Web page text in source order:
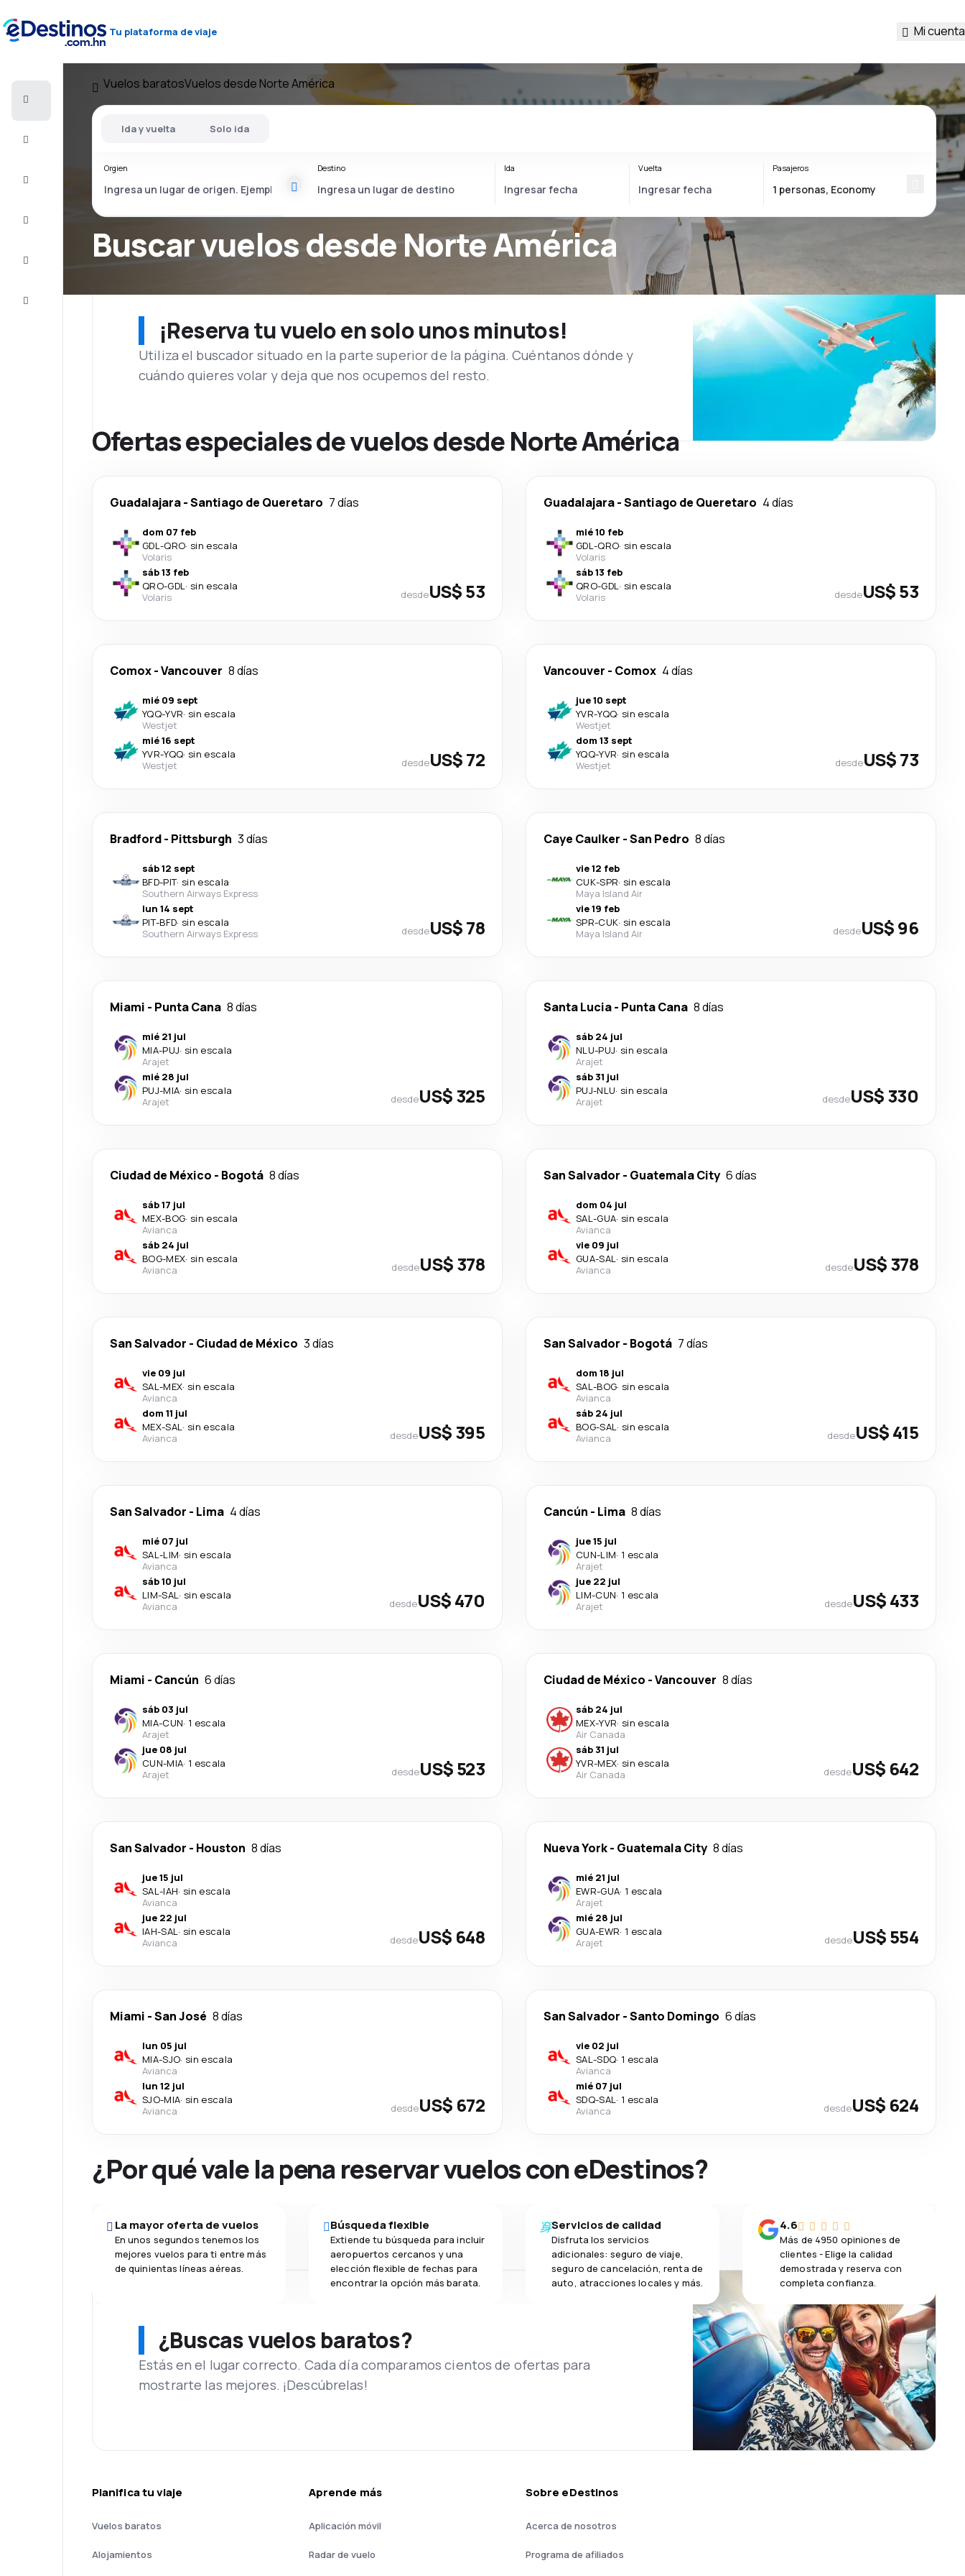
Tu plataforma de viaje Mi cuenta
Atención
Vuelos baratosVuelos desde Norte América
Buscar vuelos desde Norte América
Ida y vuelta Solo ida
Orgien Destino Ida Vuelta Pasajeros
¡Reserva tu vuelo en solo unos minutos!
Utiliza el buscador situado en la parte superior de la página. Cuéntanos dónde y
cuándo quieres volar y deja que nos ocupemos del resto.
Ofertas especiales de vuelos desde Norte América
Guadalajara-Santiago de Queretaro 7 días
dom 07 feb
GDL-QRO· sin escala
Volaris
sáb 13 feb
QRO-GDL· sin escala
Volaris
desdeUS$ 53
Guadalajara-Santiago de Queretaro 4 días
mié 10 feb
GDL-QRO· sin escala
Volaris
sáb 13 feb
QRO-GDL· sin escala
Volaris
desdeUS$ 53
Comox-Vancouver 8 días
mié 09 sept
YQQ-YVR· sin escala
Westjet
mié 16 sept
YVR-YQQ· sin escala
Westjet
desdeUS$ 72
Vancouver - Comox 4 días
jue 10 sept
YVR-YQQ· sin escala
Westjet
dom 13 sept
YQQ-YVR· sin escala
Westjet
desdeUS$ 73
Bradford- Pittsburgh 3 días
sáb 12 sept
BFD-PIT· sin escala
Southern Airways Express
lun 14 sept
PIT-BFD· sin escala
Southern Airways Express
desdeUS$ 78
Caye Caulker -San Pedro 8 días
vie 12 feb
CUK-SPR· sin escala
Maya Island Air
vie 19 feb
SPR-CUK· sin escala
Maya Island Air
desdeUS$ 96
Miami - Punta Cana 8 días
mié 21 jul
MIA-PUJ· sin escala
Arajet
mié 28 jul
PUJ-MIA· sin escala
Arajet
desdeUS$ 325
Santa Lucia- Punta Cana 8 días
sáb 24 jul
NLU-PUJ· sin escala
Arajet
sáb 31 jul
PUJ-NLU· sin escala
Arajet
desdeUS$ 330
Ciudad de México - Bogotá 8 días
sáb 17 jul
MEX-BOG· sin escala
Avianca
sáb 24 jul
BOG-MEX· sin escala
Avianca
desdeUS$ 378
San Salvador - Guatemala City 6 días
dom 04 jul
SAL-GUA· sin escala
Avianca
vie 09 jul
GUA-SAL· sin escala
Avianca
desdeUS$ 378
San Salvador - Ciudad de México 3 días
vie 09 jul
SAL-MEX· sin escala
Avianca
dom 11 jul
MEX-SAL· sin escala
Avianca
desdeUS$ 395
San Salvador - Bogotá 7 días
dom 18 jul
SAL-BOG· sin escala
Avianca
sáb 24 jul
BOG-SAL· sin escala
Avianca
desdeUS$ 415
San Salvador - Lima 4 días
mié 07 jul
SAL-LIM· sin escala
Avianca
sáb 10 jul
LIM-SAL· sin escala
Avianca
desdeUS$ 470
Cancún - Lima 8 días
jue 15 jul
CUN-LIM· 1 escala
Arajet
jue 22 jul
LIM-CUN· 1 escala
Arajet
desdeUS$ 433
Miami - Cancún 6 días
sáb 03 jul
MIA-CUN· 1 escala
Arajet
jue 08 jul
CUN-MIA· 1 escala
Arajet
desdeUS$ 523
Ciudad de México -Vancouver 8 días
sáb 24 jul
MEX-YVR· sin escala
Air Canada
sáb 31 jul
YVR-MEX· sin escala
Air Canada
desdeUS$ 642
San Salvador - Houston 8 días
jue 15 jul
SAL-IAH· sin escala
Avianca
jue 22 jul
IAH-SAL· sin escala
Avianca
desdeUS$ 648
Nueva York- Guatemala City 8 días
mié 21 jul
EWR-GUA· 1 escala
Arajet
mié 28 jul
GUA-EWR· 1 escala
Arajet
desdeUS$ 554
Miami -San José 8 días
lun 05 jul
MIA-SJO· sin escala
Avianca
lun 12 jul
SJO-MIA· sin escala
Avianca
desdeUS$ 672
San Salvador -Santo Domingo 6 días
vie 02 jul
SAL-SDQ· 1 escala
Avianca
mié 07 jul
SDQ-SAL· 1 escala
Avianca
desdeUS$ 624
¿Por qué vale la pena reservar vuelos con eDestinos?
La mayor oferta de vuelos
En unos segundos tenemos los
mejores vuelos para ti entre más
de quinientas líneas aéreas.
Búsqueda flexible
Extiende tu búsqueda para incluir
aeropuertos cercanos y una
elección flexible de fechas para
encontrar la opción más barata.
Servicios de calidad
Disfruta los servicios
adicionales: seguro de viaje,
seguro de cancelación, renta de
auto, atracciones locales y más.
4.6
Más de 4950 opiniones de
clientes - Elige la calidad
demostrada y reserva con
completa confianza.
¿Buscas vuelos baratos?
Estás en el lugar correcto. Cada día comparamos cientos de ofertas para
mostrarte las mejores. ¡Descúbrelas!
Planifica tu viaje
Vuelos baratos
Alojamientos
Aprende más
Aplicación móvil
Radar de vuelo
Sobre eDestinos
Acerca de nosotros
Programa de afiliados